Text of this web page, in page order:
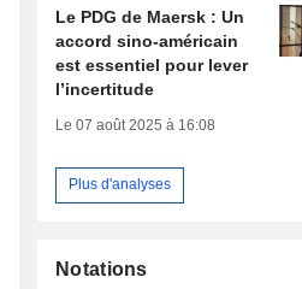
Le PDG de Maersk : Un
accord sino-américain
est essentiel pour lever
l’incertitude
Le 07 août 2025 à 16:08
Plus d'analyses
Notations